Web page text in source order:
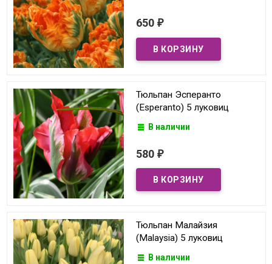
650 ₽
Тюльпан Эсперанто
(Esperanto) 5 луковиц
В наличии
580 ₽
Тюльпан Малайзия
(Malaysia) 5 луковиц
В наличии